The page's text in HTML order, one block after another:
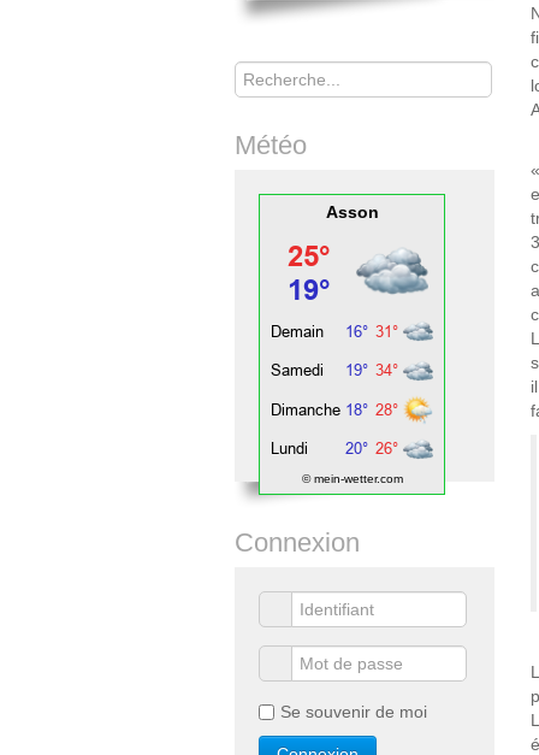
Rechercher
Météo
Asson
© mein-wetter.com
Connexion
Se souvenir de moi